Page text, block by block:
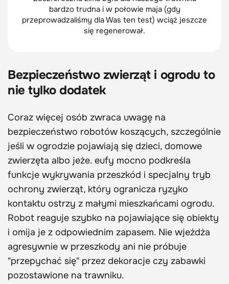
bardzo trudna i w połowie maja (gdy
przeprowadzaliśmy dla Was ten test) wciąż jeszcze
się regenerował.
Bezpieczeństwo zwierząt i ogrodu to
nie tylko dodatek
Coraz więcej osób zwraca uwagę na
bezpieczeństwo robotów koszących, szczególnie
jeśli w ogrodzie pojawiają się dzieci, domowe
zwierzęta albo jeże. eufy mocno podkreśla
funkcje wykrywania przeszkód i specjalny tryb
ochrony zwierząt, który ogranicza ryzyko
kontaktu ostrzy z małymi mieszkańcami ogrodu.
Robot reaguje szybko na pojawiające się obiekty
i omija je z odpowiednim zapasem. Nie wjeżdża
agresywnie w przeszkody ani nie próbuje
"przepychać się" przez dekoracje czy zabawki
pozostawione na trawniku.